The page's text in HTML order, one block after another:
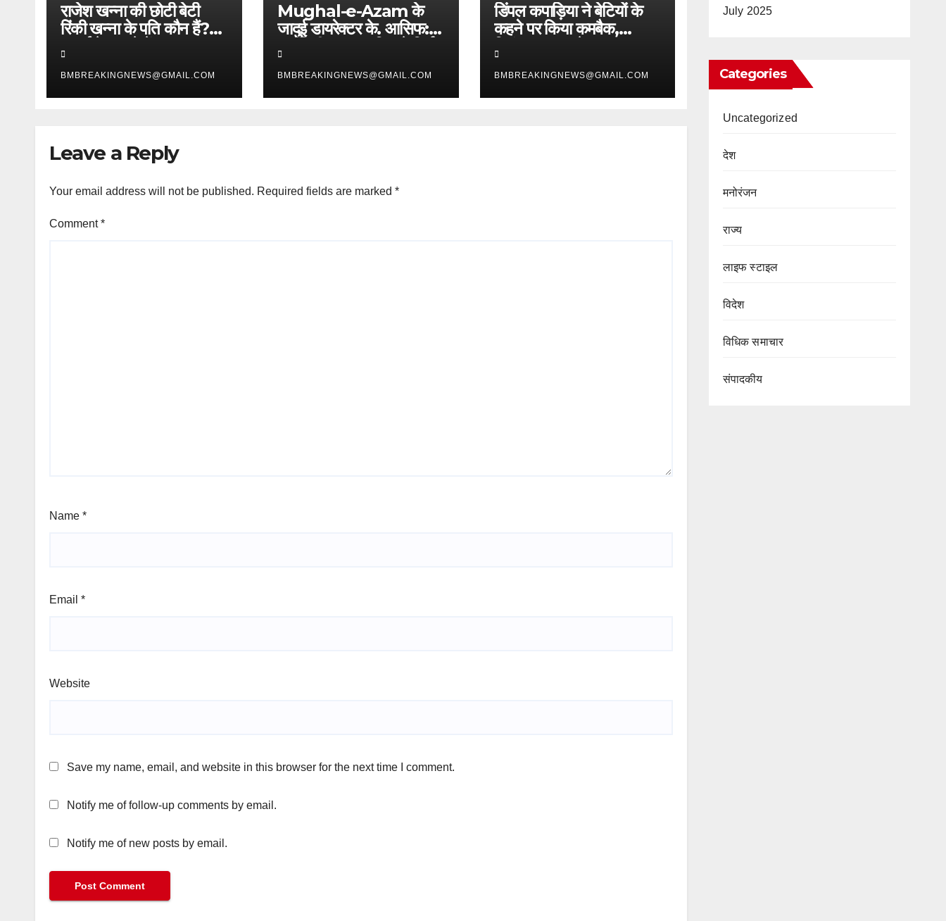
राजेश खन्ना की छोटी बेटी
रिंकी खन्ना के पति कौन हैं?
कमाई के मामले में साढ़ू अक्षय
कुमार को देते हैं कड़ी टक्कर
BMBREAKINGNEWS@GMAIL.COM
Mughal-e-Azam के
जादुई डायरेक्टर के. आसिफ:
एक जिद्दी फनकार जिसने सिर्फ
एक फिल्म से रच दिया इतिहास
BMBREAKINGNEWS@GMAIL.COM
डिंपल कपाड़िया ने बेटियों के
कहने पर किया कमबैक,
ट्विंकल खन्ना ने पूछा था
कड़वा सवाल, ‘पैसे चाहिए तो
काम पर जाओ’
BMBREAKINGNEWS@GMAIL.COM
Leave a Reply
Your email address will not be published. Required fields are marked *
Comment*
Name *
Email *
Website
Save my name, email, and website in this browser for the next time I comment.
Notify me of follow-up comments by email.
Notify me of new posts by email.
July 2025
Categories
Uncategorized
देश
मनोरंजन
राज्य
लाइफ स्टाइल
विदेश
विधिक समाचार
संपादकीय